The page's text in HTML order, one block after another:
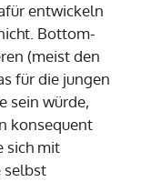
entwickeln
Bottom-
(meist den
für die jungen
sein würde,
konsequent
sich mit
selbst